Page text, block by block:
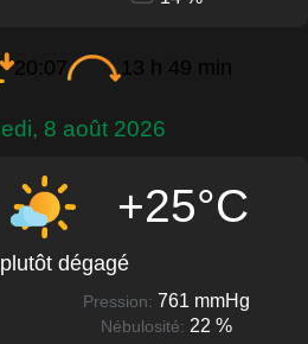
20:07 13 h 49 min
8 août 2026
+25°C
dégagé
Pression: 761 mmHg
Nébulosité: 22 %